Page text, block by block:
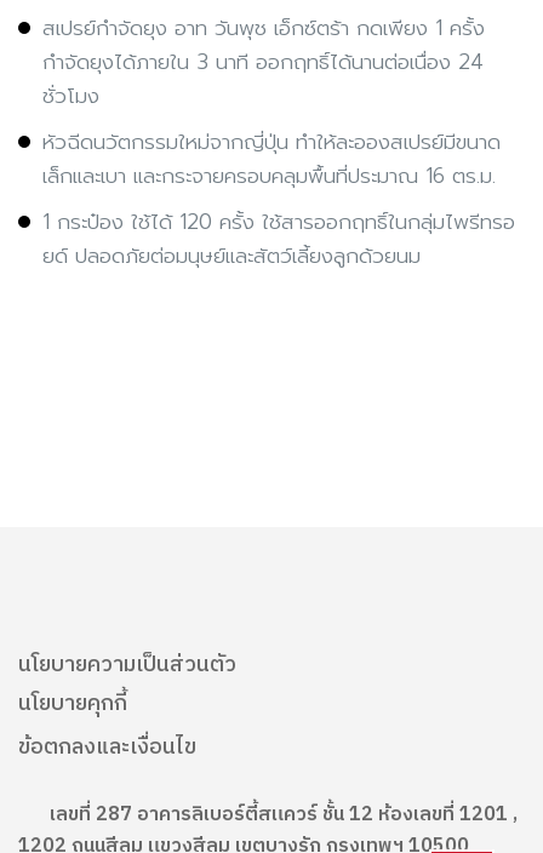
สเปรย์กำจัดยุง อาท วันพุช เอ็กซ์ตร้า กดเพียง 1 ครั้ง
กำจัดยุงได้ภายใน 3 นาที ออกฤทธิ์ได้นานต่อเนื่อง 24
ชั่วโมง
หัวฉีดนวัตกรรมใหม่จากญี่ปุ่น ทำให้ละอองสเปรย์มีขนาด
เล็กและเบา และกระจายครอบคลุมพื้นที่ประมาณ 16 ตร.ม.
1 กระป๋อง ใช้ได้ 120 ครั้ง ใช้สารออกฤทธิ์ในกลุ่มไพรีทรอ
ยด์ ปลอดภัยต่อมนุษย์และสัตว์เลี้ยงลูกด้วยนม
นโยบายความเป็นส่วนตัว
นโยบายคุกกี้
ข้อตกลงและเงื่อนไข
เลขที่ 287 อาคารลิเบอร์ตี้สแควร์ ชั้น 12 ห้องเลขที่ 1201 ,
1202 ถนนสีลม แขวงสีลม เขตบางรัก กรุงเทพฯ 10500